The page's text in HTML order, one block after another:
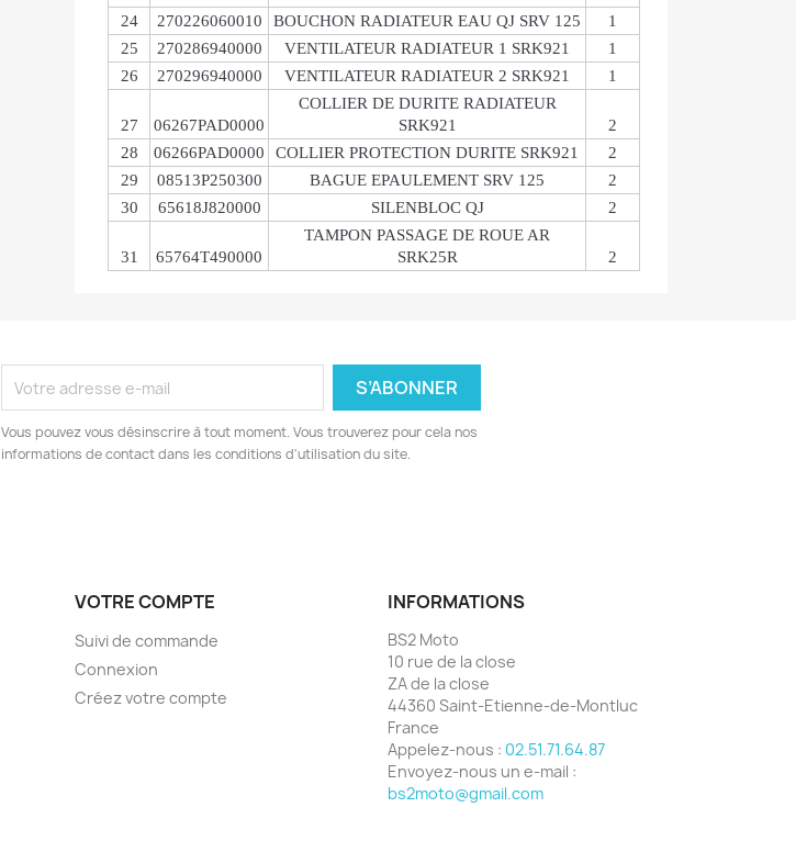
24
270226060010 BOUCHON RADIATEUR EAU QJ SRV 125
1
25
270286940000 VENTILATEUR RADIATEUR 1 SRK921
1
26
270296940000 VENTILATEUR RADIATEUR 2 SRK921 1
27 06267PAD0000
COLLIER DE DURITE RADIATEUR
SRK921
2
28
06266PAD0000 COLLIER PROTECTION DURITE SRK921
2
29
08513P250300 BAGUE EPAULEMENT SRV 125
2
30
65618J820000 SILENBLOC QJ 2
31 65764T490000
TAMPON PASSAGE DE ROUE AR
SRK25R
2
Vous pouvez vous désinscrire à tout moment. Vous trouverez pour cela nos
informations de contact dans les conditions d'utilisation du site.
VOTRE COMPTE
Suivi de commande
Connexion
Créez votre compte
INFORMATIONS
BS2 Moto
10 rue de la close
ZA de la close
44360 Saint-Etienne-de-Montluc
France
Appelez-nous : 02.51.71.64.87
Envoyez-nous un e-mail :
bs2moto@gmail.com